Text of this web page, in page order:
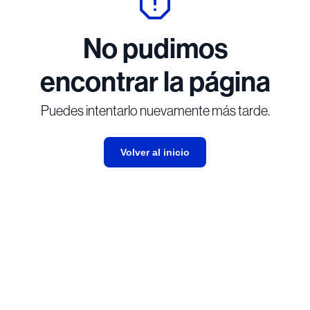
No pudimos
encontrar la página
Puedes intentarlo nuevamente más tarde.
Volver al inicio